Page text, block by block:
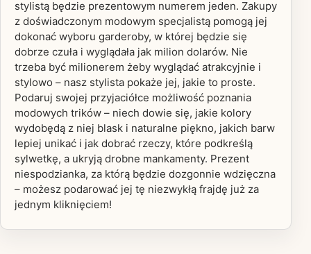
stylistą będzie prezentowym numerem jeden. Zakupy
z doświadczonym modowym specjalistą pomogą jej
dokonać wyboru garderoby, w której będzie się
dobrze czuła i wyglądała jak milion dolarów. Nie
trzeba być milionerem żeby wyglądać atrakcyjnie i
stylowo – nasz stylista pokaże jej, jakie to proste.
Podaruj swojej przyjaciółce możliwość poznania
modowych trików – niech dowie się, jakie kolory
wydobędą z niej blask i naturalne piękno, jakich barw
lepiej unikać i jak dobrać rzeczy, które podkreślą
sylwetkę, a ukryją drobne mankamenty. Prezent
niespodzianka, za którą będzie dozgonnie wdzięczna
– możesz podarować jej tę niezwykłą frajdę już za
jednym kliknięciem!